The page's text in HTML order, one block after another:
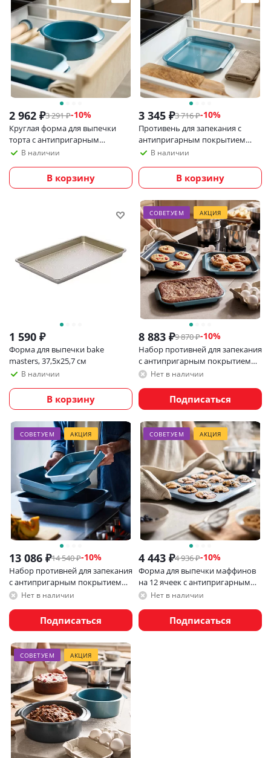
2 962 ₽3 291₽-10%
Круглая форма для выпечки
торта с антипригарным
покрытием 20 см Joseph Joseph
В наличии
В корзину
3 345 ₽3 716₽-10%
Противень для запекания с
антипригарным покрытием
Joseph Joseph Nest Bake, 32,6x30
В наличии
В корзину
1 590 ₽
Форма для выпечки bake
masters, 37,5х25,7 см
В наличии
В корзину
СОВЕТУЕМ АКЦИЯ
8 883 ₽9 870₽-10%
Набор противней для запекания
с антипригарным покрытием
Joseph Joseph Nest Bake, 3 шт
Нет в наличии
Подписаться
СОВЕТУЕМ АКЦИЯ
13 086 ₽14 540₽-10%
Набор противней для запекания
с антипригарным покрытием
Joseph Joseph Nest, 3 шт
Нет в наличии
Подписаться
СОВЕТУЕМ АКЦИЯ
4 443 ₽4 936₽-10%
Форма для выпечки маффинов
на 12 ячеек с антипригарным
покрытием Joseph Joseph Nest
Нет в наличии
Подписаться
СОВЕТУЕМ АКЦИЯ